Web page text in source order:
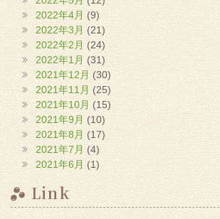
2022年4月 (9)
2022年3月 (21)
2022年2月 (24)
2022年1月 (31)
2021年12月 (30)
2021年11月 (25)
2021年10月(15)
2021年9月 (10)
2021年8月(17)
2021年7月 (4)
2021年6月 (1)
Link